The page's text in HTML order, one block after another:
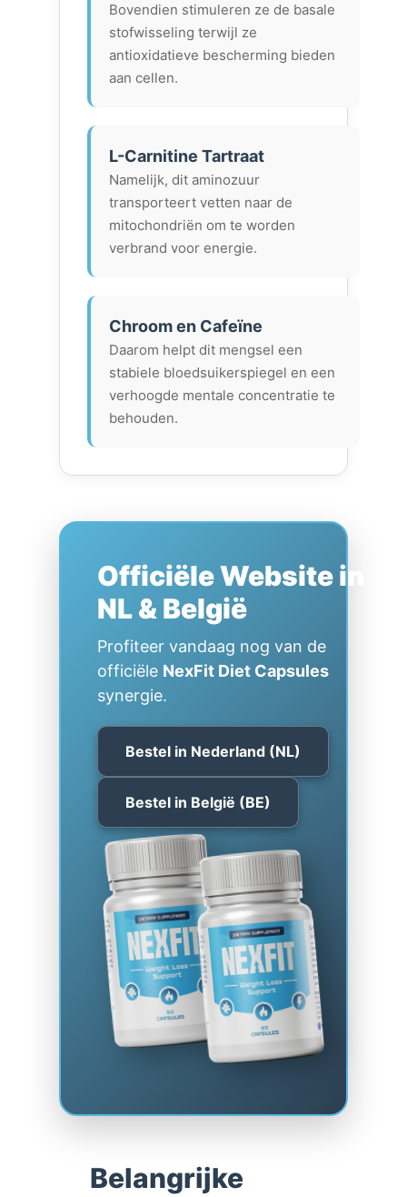
Bovendien stimuleren ze de basale
stofwisseling terwijl ze
antioxidatieve bescherming bieden
aan cellen.
L-Carnitine Tartraat
Namelijk, dit aminozuur
transporteert vetten naar de
mitochondriën om te worden
verbrand voor energie.
Chroom en Cafeïne
Daarom helpt dit mengsel een
stabiele bloedsuikerspiegel en een
verhoogde mentale concentratie te
behouden.
Officiële Website in
NL & België
Profiteer vandaag nog van de
officiële NexFit Diet Capsules
synergie.
Bestel in Nederland (NL)
Bestel in België (BE)
Belangrijke